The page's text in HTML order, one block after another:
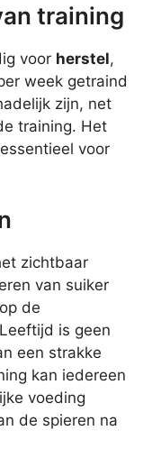
training
voor herstel,
week getraind
zijn, net
training. Het
voor
zichtbaar
van suiker
de
is geen
een strakke
kan iedereen
voeding
de spieren na